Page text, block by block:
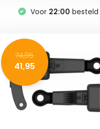
Voor 22:00 besteld
74,95
41,95